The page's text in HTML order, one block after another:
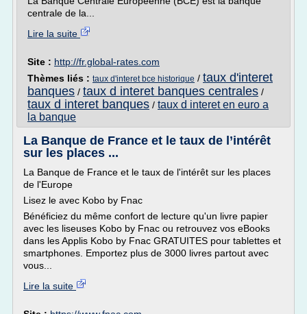
centrale de la...
Lire la suite
Site : http://fr.global-rates.com
Thèmes liés : taux d'interet bce historique / taux d'interet
banques / taux d interet banques centrales /
taux d interet banques / taux d interet en euro a
la banque
La Banque de France et le taux de l’intérêt
sur les places ...
La Banque de France et le taux de l'intérêt sur les places
de l'Europe
Lisez le avec Kobo by Fnac
Bénéficiez du même confort de lecture qu'un livre papier
avec les liseuses Kobo by Fnac ou retrouvez vos eBooks
dans les Applis Kobo by Fnac GRATUITES pour tablettes et
smartphones. Emportez plus de 3000 livres partout avec
vous...
Lire la suite